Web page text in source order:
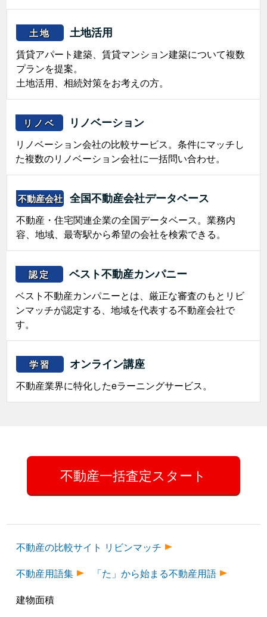
土地 土地活用
賃貸アパート建築、賃貸マンション建築について複数
プランを提案。
土地活用、相続対策をお考えの方。
リノベ リノベーション
リノベーション会社の比較サービス。条件にマッチし
た複数のリノベーション会社に一括問い合わせ。
不動産会社 全国不動産会社データベース
不動産・住宅関連企業の全国データベース。業務内
容、地域、最寄駅から希望の会社を検索できる。
認定 ベスト不動産カンパニー
ベスト不動産カンパニーとは、厳正な審査のもとリビ
ンマッチが認定する、地域を代表する不動産会社で
す。
学習 オンライン講座
不動産業界に特化したeラーニングサービス。
不動産一括査定スタート
不動産の比較サイト リビンマッチ
不動産用語集
「た」から始まる不動産用語
建物面積